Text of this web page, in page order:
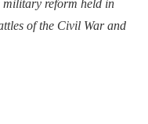
military reform held in
of the Civil War and